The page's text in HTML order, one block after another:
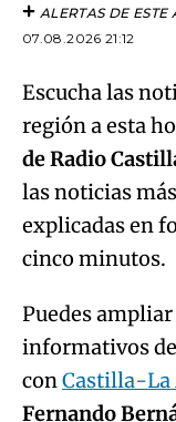
ALERTAS DE ESTE
07.08.2026 21:12
Escucha las
región a esta
de Radio
las noticias
explicadas en
cinco minutos.
Puedes
informativos
conCastilla-La
Fernando